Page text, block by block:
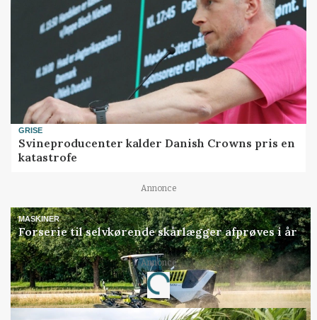
GRISE
Svineproducenter kalder Danish Crowns pris en
katastrofe
Annonce
MASKINER
Forserie til selvkørende skårlægger afprøves i år
Annonce
Loading...